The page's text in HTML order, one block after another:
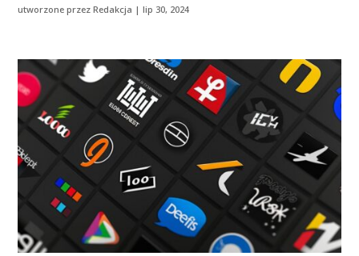
utworzone przezRedakcja |lip 30, 2024